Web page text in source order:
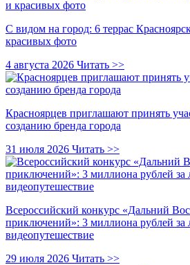
С видом на город: 6 террас
красивых фото
4 августа 2026 Читать >>
Красноярцев приглашают принять
созданию бренда города
31 июля 2026 Читать >>
Всероссийский конкурс «Дальний
приключений»: 3 миллиона рублей за
видеопутешествие
29 июля 2026 Читать >>